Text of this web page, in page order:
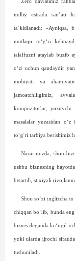
Zero davlatimiz
milliy estrada san’ati
ta’kidlanadi: «Ayniqsa,
mutlaqo to‘g‘ri
talaffuzni ataylab buzib
o‘zi uchun qandaydir
mohiyati va
jamoatchiligimiz,
kompozitorlar, yozuvchi
masalalar yuzasidan
to‘g‘ri tarbiya berishimiz
Nazarimizda, shou-
ushbu biznesning
betartib, stixiyali
Shou so‘zi inglizcha
chiqqan bo‘lib, bunda
biznes deganda ko‘ngil
yoki ularda ijrochi
tushuniladi.